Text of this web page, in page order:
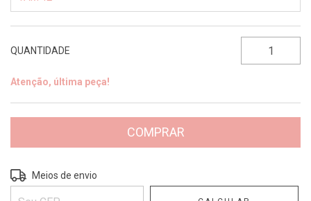
QUANTIDADE
Atenção, última peça!
Entregas para o CEP:
Meios de envio